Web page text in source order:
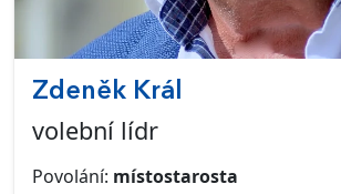
Zdeněk Král
volební lídr
Povolání: místostarosta